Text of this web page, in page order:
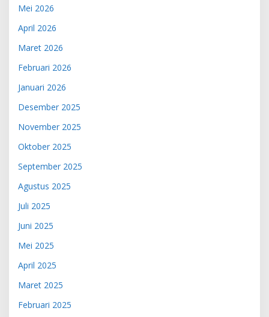
Mei 2026
April 2026
Maret 2026
Februari 2026
Januari 2026
Desember 2025
November 2025
Oktober 2025
September 2025
Agustus 2025
Juli 2025
Juni 2025
Mei 2025
April 2025
Maret 2025
Februari 2025